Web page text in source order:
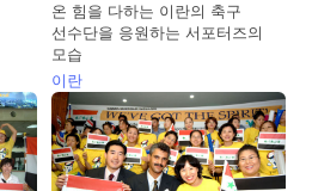
온 힘을 다하는 이란의 축구
선수단을 응원하는 서포터즈의
모습
이란